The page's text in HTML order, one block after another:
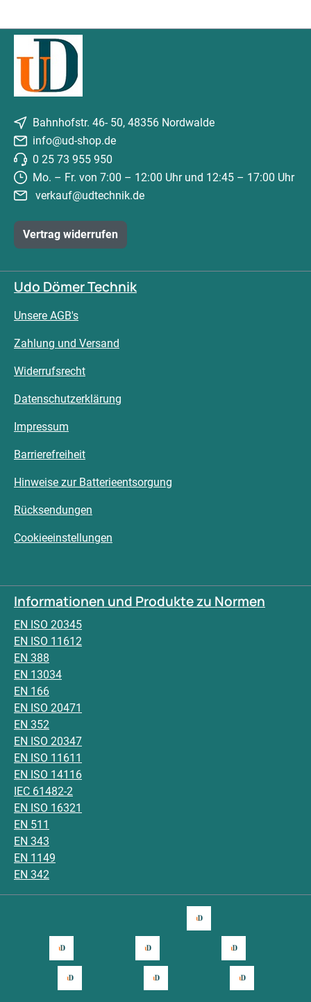
Bahnhofstr. 46- 50, 48356 Nordwalde
info@ud-shop.de
0 25 73 955 950
Mo. – Fr. von 7:00 – 12:00 Uhr und 12:45 – 17:00 Uhr
verkauf@udtechnik.de
Vertrag widerrufen
Udo Dömer Technik
Unsere AGB's
Zahlung und Versand
Widerrufsrecht
Datenschutzerklärung
Impressum
Barrierefreiheit
Hinweise zur Batterieentsorgung
Rücksendungen
Cookieeinstellungen
Informationen und Produkte zu Normen
EN ISO 20345
EN ISO 11612
EN 388
EN 13034
EN 166
EN ISO 20471
EN 352
EN ISO 20347
EN ISO 11611
EN ISO 14116
IEC 61482-2
EN ISO 16321
EN 511
EN 343
EN 1149
EN 342